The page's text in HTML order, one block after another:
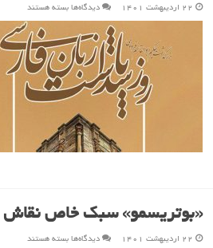
۲۲ اردیبهشت ۱۴۰۱ دیدگاه‌هابرای
هنری
در
روز
پاسداشت
زبان
فارسی
بسته هستند
«بوتریسمو» سبک خاص نقاش
۲۲ اردیبهشت ۱۴۰۱ دیدگاه‌هابرای
بسته هستند